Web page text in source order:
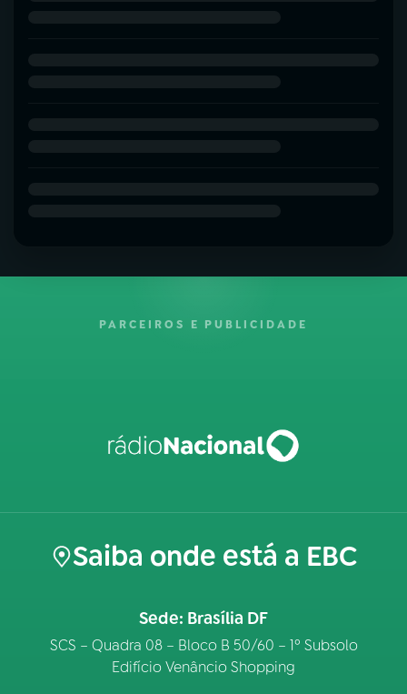
PARCEIROS E PUBLICIDADE
Saiba onde está a EBC
Sede: Brasília DF
SCS – Quadra 08 – Bloco B 50/60 – 1º Subsolo
Edifício Venâncio Shopping